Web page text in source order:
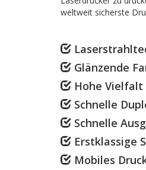
weltweit sicherste
Glänzende
Hohe Vielfalt
Schnelle
Schnelle
Erstklassige
Mobiles